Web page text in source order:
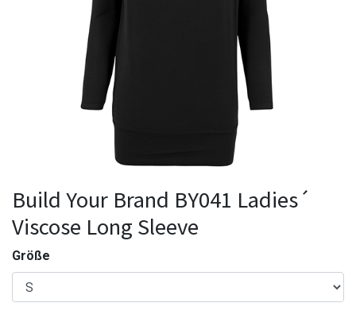
Build Your Brand BY041 Ladies´
Viscose Long Sleeve
Größe